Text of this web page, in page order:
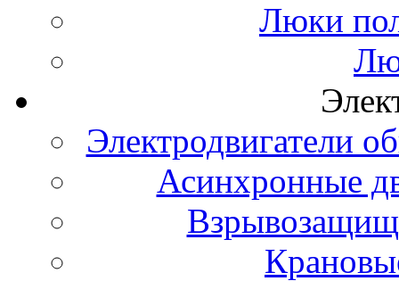
Люки
Электродвигатели
Асинхронные